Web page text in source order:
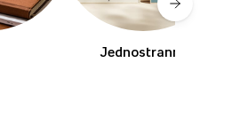
Jednostranné